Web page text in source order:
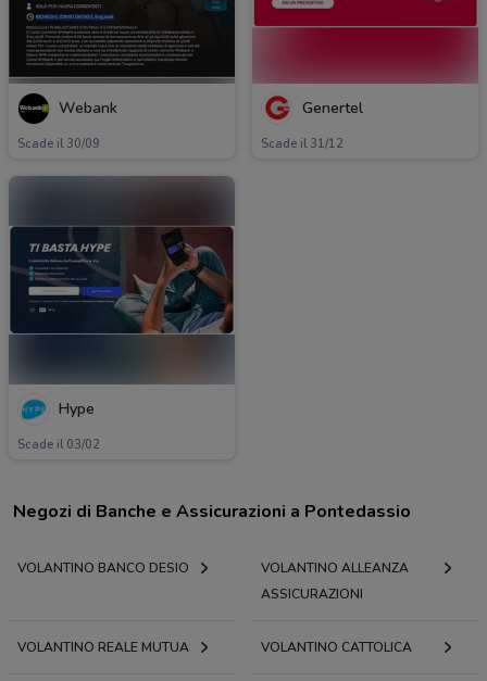
Webank
Scade il 30/09
Genertel
Scade il 31/12
Hype
Scade il 03/02
Negozi di Banche e Assicurazioni a Pontedassio
VOLANTINO BANCO DESIO
VOLANTINO ALLEANZA
ASSICURAZIONI
VOLANTINO REALE MUTUA VOLANTINO CATTOLICA